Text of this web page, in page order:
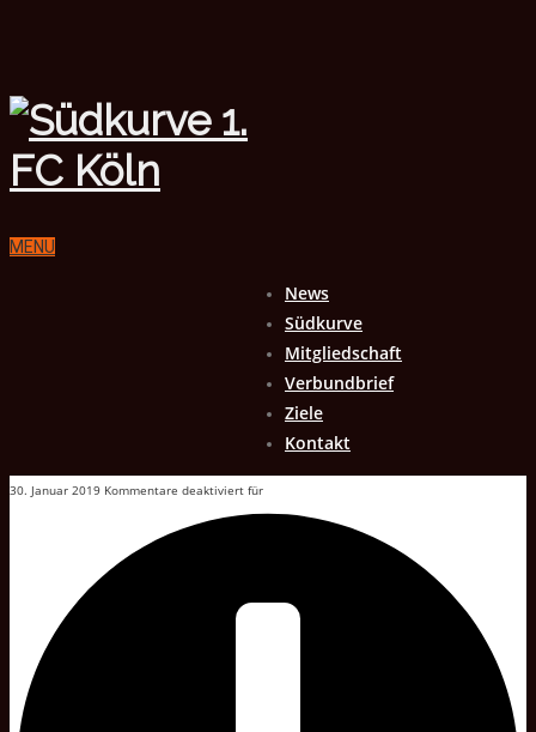
MENU
News
Südkurve
Mitgliedschaft
Verbundbrief
Ziele
Kontakt
30. Januar 2019 Kommentare deaktiviert für